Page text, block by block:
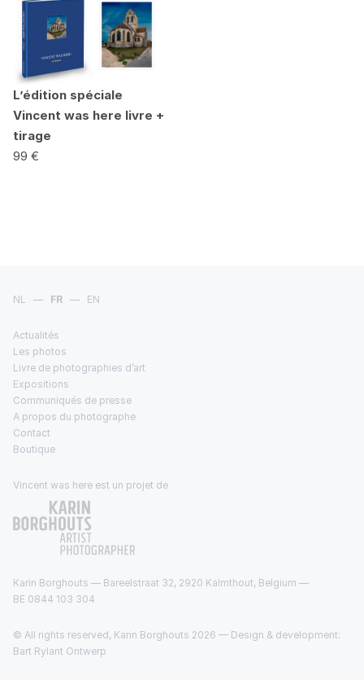
L’édition spéciale
Vincent was here livre +
tirage
99 €
NL — FR — EN
Actualités
Les photos
Livre de photographies d’art
Expositions
Communiqués de presse
A propos du photographe
Contact
Boutique
Vincent was here est un projet de
Karin Borghouts — Bareelstraat 32, 2920 Kalmthout, Belgium —
BE 0844 103 304
© All rights reserved, Karin Borghouts 2026 — Design & development:
Bart Rylant Ontwerp